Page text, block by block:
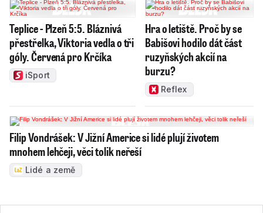
Teplice - Plzeň 5:5. Bláznivá
přestřelka, Viktoria vedla o tři
góly. Červená pro Krčíka
iSport
Hra o letiště. Proč by se
Babišovi hodilo dát část
ruzyňských akcií na
burzu?
Reflex
Filip Vondrášek: V Jižní Americe si lidé plují životem
mnohem lehčeji, věci tolik neřeší
Lidé a země